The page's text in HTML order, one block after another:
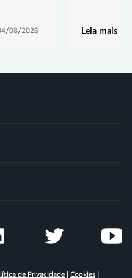
08/2026 Leia mais
de Privacidade | Cookies |